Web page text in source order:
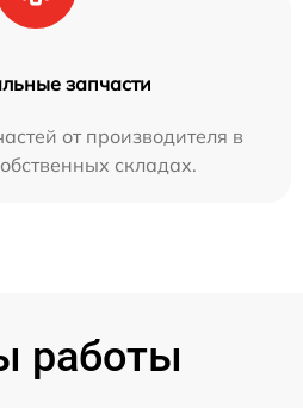
запчасти
от производителя в
складах.
работы